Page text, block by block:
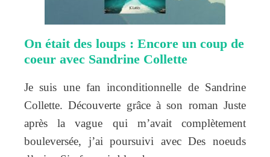
On était des loups : Encore un coup de
coeur avec Sandrine Collette
Je suis une fan inconditionnelle de Sandrine
Collette. Découverte grâce à son roman Juste
après la vague qui m’avait complètement
bouleversée, j’ai poursuivi avec Des noeuds